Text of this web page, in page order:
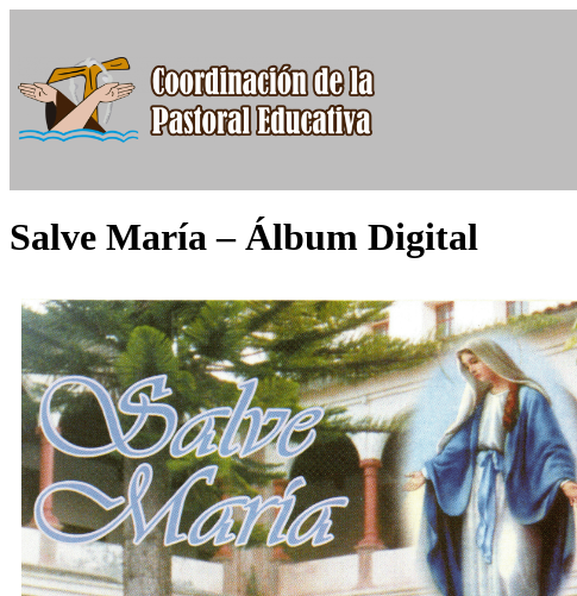
Salve María – Álbum Digital